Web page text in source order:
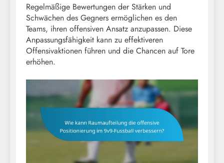
Regelmäßige Bewertungen der Stärken und
Schwächen des Gegners ermöglichen es den
Teams, ihren offensiven Ansatz anzupassen. Diese
Anpassungsfähigkeit kann zu effektiveren
Offensivaktionen führen und die Chancen auf Tore
erhöhen.